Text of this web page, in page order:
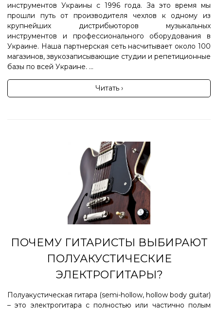
инструментов Украины с 1996 года. За это время мы
прошли путь от производителя чехлов к одному из
крупнейших дистрибьюторов музыкальных
инструментов и профессионального оборудования в
Украине. Наша партнерская сеть насчитывает около 100
магазинов, звукозаписывающие студии и репетиционные
базы по всей Украине. ...
Читать ›
ПОЧЕМУ ГИТАРИСТЫ ВЫБИРАЮТ
ПОЛУАКУСТИЧЕСКИЕ
ЭЛЕКТРОГИТАРЫ?
Полуакустическая гитара (semi-hollow, hollow body guitar)
– это электрогитара с полностью или частично полым